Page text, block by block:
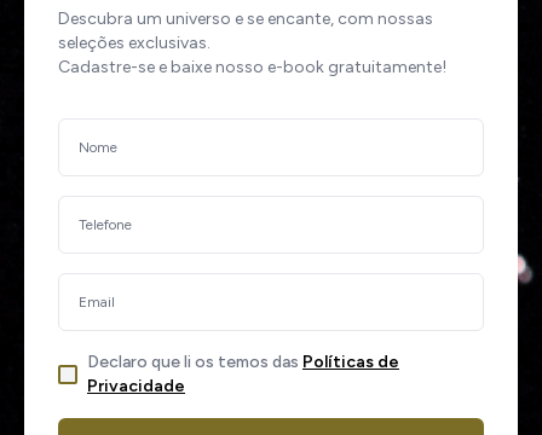
Descubra um universo e se encante, com nossas
seleções exclusivas.
Cadastre-se e baixe nosso e-book gratuitamente!
Declaro que li os temos das Políticas de
Privacidade